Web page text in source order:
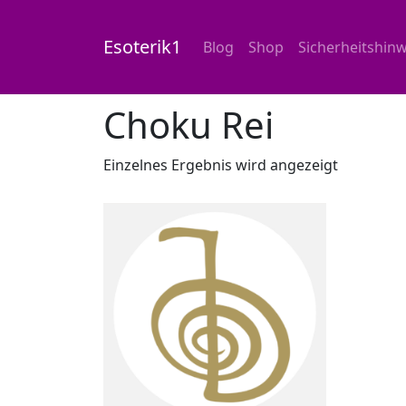
Esoterik1 Blog Shop
Choku Rei
Einzelnes Ergebnis wird angezeigt